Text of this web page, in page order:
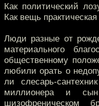
Как политический
Как вещь
Люди разные от
материального
общественному
любили орать о
ли слесарь-
миллионера и
шизофреническом